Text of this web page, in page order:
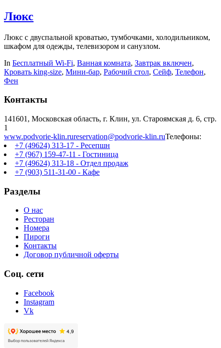
Люкс
Люкс с двуспальной кроватью, тумбочками, холодильником,
шкафом для одежды, телевизором и санузлом.
In Бесплатный Wi-Fi, Ванная комната, Завтрак включен,
Кровать king-size, Мини-бар, Рабочий стол, Сейф, Телефон,
Фен
Контакты
141601, Московская область, г. Клин, ул. Староямская д. 6, стр.
1
www.podvorie-klin.rureservation@podvorie-klin.ruТелефоны:
+7 (49624) 313-17 - Ресепшн
+7 (967) 159-47-11 - Гостиница
+7 (49624) 313-18 - Отдел продаж
+7 (903) 511-31-00 - Кафе
Разделы
О нас
Ресторан
Номера
Пироги
Контакты
Договор публичной оферты
Соц. сети
Facebook
Instagram
Vk